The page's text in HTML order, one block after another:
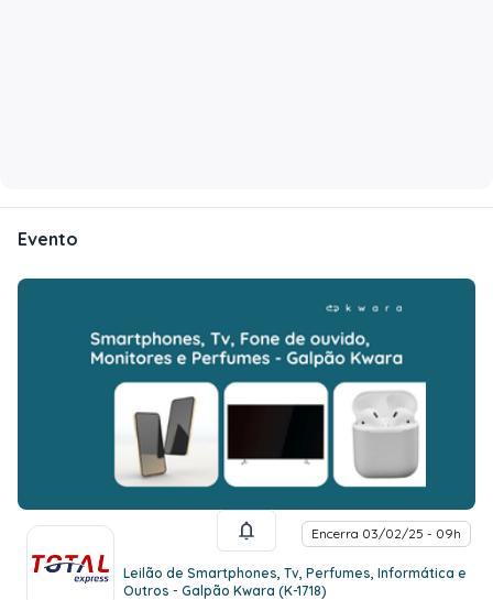
Evento
Encerra 03/02/25 - 09h
Leilão de Smartphones, Tv, Perfumes, Informática e
Outros - Galpão Kwara (K-1718)